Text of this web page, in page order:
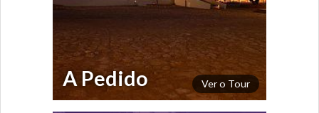
Ver o Tour
A Pedido